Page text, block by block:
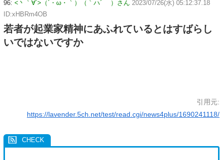
96: <丶｀∀´>（´・ω・｀）（｀ハ´ ）さん 2023/07/26(水) 05:12:37.18
ID:xHBRm4OB
若者が起業家精神にあふれているとはすばらし
いではないですか
引用元:
https://lavender.5ch.net/test/read.cgi/news4plus/1690241118/